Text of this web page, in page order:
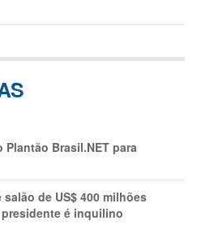
Brasil.NET para
de US$ 400 milhões
é inquilino